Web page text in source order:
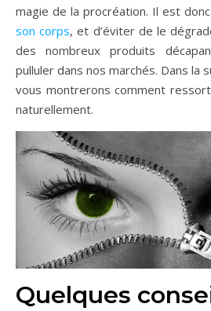
magie de la procréation. Il est
son corps, et d’éviter de le
des nombreux produits
pulluler dans nos marchés. Dans la
vous montrerons comment
naturellement.
Quelques